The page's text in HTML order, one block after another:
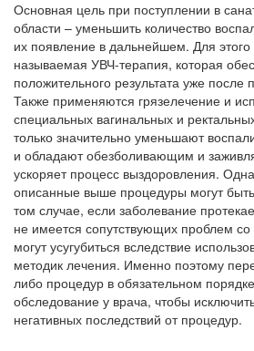
Основная цель при поступлении в
области – уменьшить количество
их появление в дальнейшем. Для этого
называемая УВЧ-терапия, которая
положительного результата уже после
Также применяются грязелечение и
специальных вагинальных и
только значительно уменьшают
и обладают обезболивающим и
ускоряет процесс выздоровления.
описанные выше процедуры могут
том случае, если заболевание
не имеется сопутствующих проблем
могут усугубиться вследствие
методик лечения. Именно поэтому
либо процедур в обязательном
обследование у врача, чтобы
негативных последствий от процедур.